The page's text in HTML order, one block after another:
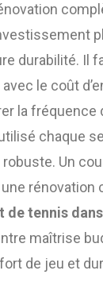
durabilité. Il
le coût
la fréquence
chaque
Un
rénovation
de tennis
maîtrise
de jeu et